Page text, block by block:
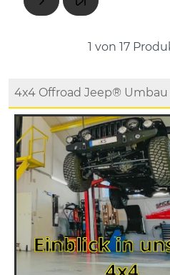
1 von 17
4x4 Offroad Jeep® Umbau